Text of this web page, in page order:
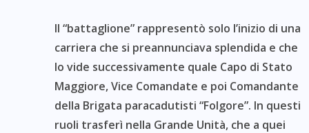
Il “battaglione” rappresentò solo l’inizio di una
carriera che si preannunciava splendida e che
lo vide successivamente quale Capo di Stato
Maggiore, Vice Comandate e poi Comandante
della Brigata paracadutisti “Folgore”. In questi
ruoli trasferì nella Grande Unità, che a quei